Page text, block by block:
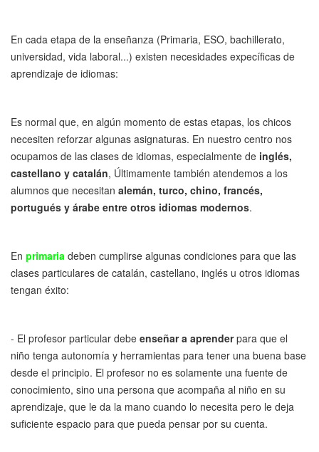
En cada etapa de la enseñanza (Primaria, ESO, bachillerato,
universidad, vida laboral...) existen necesidades expecíficas de
aprendizaje de idiomas:
Es normal que, en algún momento de estas etapas, los chicos
necesiten reforzar algunas asignaturas. En nuestro centro nos
ocupamos de las clases de idiomas, especialmente de inglés,
castellano y catalán, Últimamente también atendemos a los
alumnos que necesitan alemán, turco, chino, francés,
portugués y árabe entre otros idiomas modernos.
En primaria deben cumplirse algunas condiciones para que las
clases particulares de catalán, castellano, inglés u otros idiomas
tengan éxito:
- El profesor particular debe enseñar a aprenderpara que el
niño tenga autonomía y herramientas para tener una buena base
desde el principio. El profesor no es solamente una fuente de
conocimiento, sino una persona que acompaña al niño en su
aprendizaje, que le da la mano cuando lo necesita pero le deja
suficiente espacio para que pueda pensar por su cuenta.